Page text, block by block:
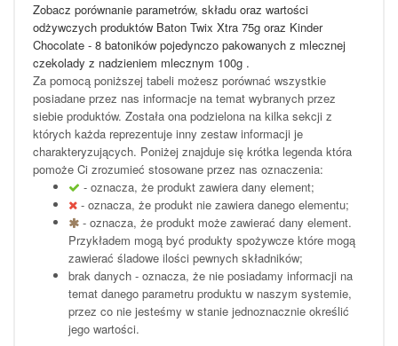
Zobacz porównanie parametrów, składu oraz wartości
odżywczych produktów Baton Twix Xtra 75g oraz Kinder
Chocolate - 8 batoników pojedynczo pakowanych z mlecznej
czekolady z nadzieniem mlecznym 100g .
Za pomocą poniższej tabeli możesz porównać wszystkie
posiadane przez nas informacje na temat wybranych przez
siebie produktów. Została ona podzielona na kilka sekcji z
których każda reprezentuje inny zestaw informacji je
charakteryzujących. Poniżej znajduje się krótka legenda która
pomoże Ci zrozumieć stosowane przez nas oznaczenia:
- oznacza, że produkt zawiera dany element;
- oznacza, że produkt nie zawiera danego elementu;
- oznacza, że produkt może zawierać dany element.
Przykładem mogą być produkty spożywcze które mogą
zawierać śladowe ilości pewnych składników;
brak danych - oznacza, że nie posiadamy informacji na
temat danego parametru produktu w naszym systemie,
przez co nie jesteśmy w stanie jednoznacznie określić
jego wartości.